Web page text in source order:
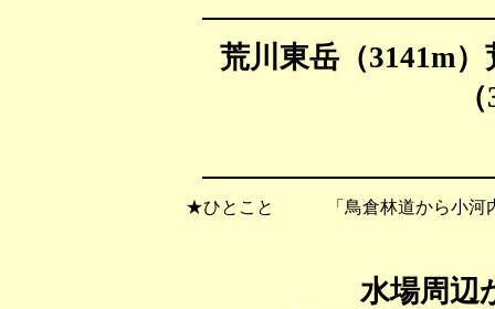
荒川東岳（3141m
★ひとこと 「鳥倉林道から小河内
水場周辺